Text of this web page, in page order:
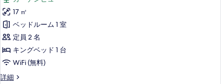
室
の
絞
り
込
み
条
Room
の
す
べ
て
の
写
17 ㎡
ベッドルーム 1 室
定員 2 名
キングベッド 1 台
WiFi (無料)
詳細
Deluxe